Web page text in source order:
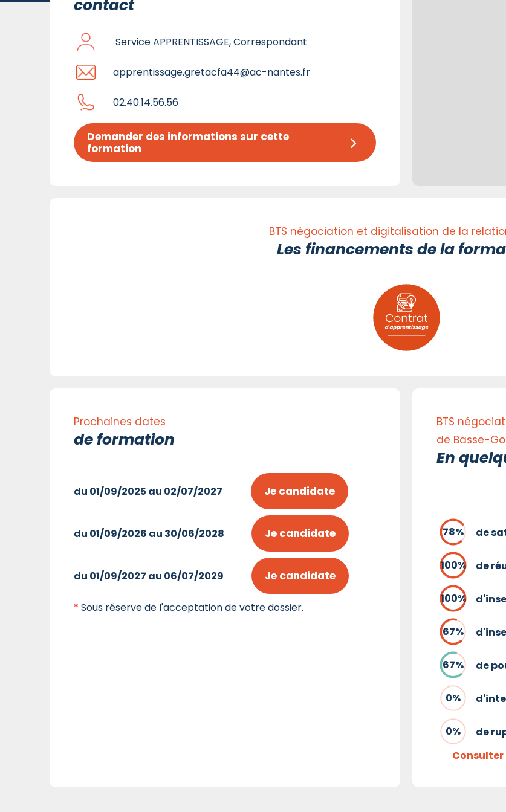
contact
Service APPRENTISSAGE, Correspondant
apprentissage.gretacfa44@ac-nantes.fr
02.40.14.56.56
Demander des informations sur cette
formation
BTS négociation et digitalisation de la
Les financements de la
Prochaines dates
de formation
du 01/09/2025 au 02/07/2027 Je candidate
du 01/09/2026 au 30/06/2028 Je candidate
du 01/09/2027 au 06/07/2029 Je candidate
* Sous réserve de l'acceptation de votre dossier.
BTS
de Basse-
En
de
de
de
de
Consulter